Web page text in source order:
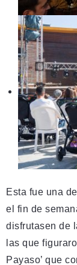
Esta fue una
el fin de
disfrutasen de
las que
Payaso’ que